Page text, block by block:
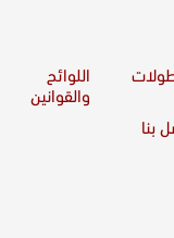
اللوائح
والقوانين
بنا